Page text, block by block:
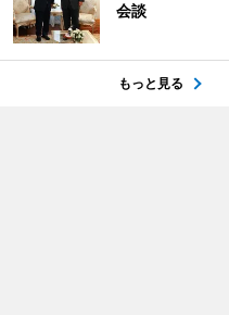
会談
もっと見る